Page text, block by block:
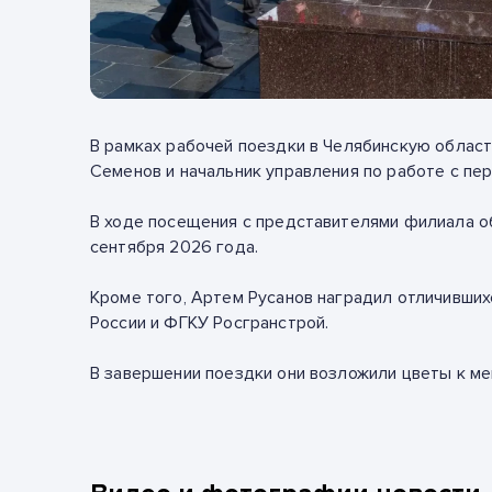
В рамках рабочей поездки в Челябинскую
Семенов и начальник управления по работе с
В ходе посещения с представителями филиала
сентября 2026 года.
Кроме того, Артем Русанов наградил
России иФГКУ Росгранстрой.
В завершении поездки они возложили цветы к